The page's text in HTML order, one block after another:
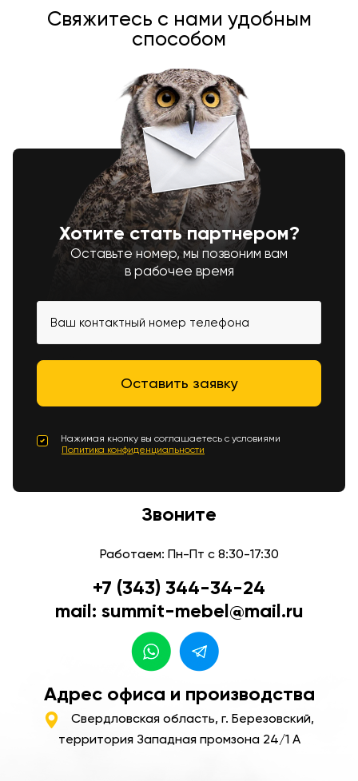
Свяжитесь с нами удобным
способом
Хотите стать партнером?
Оставьте номер, мы позвоним вам
в рабочее время
Нажимая кнопку вы соглашаетесь с условиями
Политика конфиденциальности
Звоните
Работаем: Пн-Пт с 8:30-17:30
+7 (343) 344-34-24
mail: summit-mebel@mail.ru
Адрес офиса и производства
Свердловская область, г. Березовский,
территория Западная промзона 24/1 А